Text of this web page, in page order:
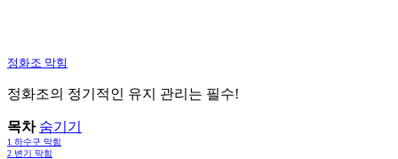
정화조 막힘
정화조의 정기적인 유지 관리는 필수!
목차 숨기기
1 하수구 막힘
2 변기 막힘